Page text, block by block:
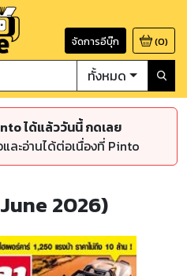
จัดการอีบุ๊ก (0)
ทั้งหมด
ได้แล้ววันนี้ กดเลย
ละอ่านได้ต่อเนื่องที่ Pinto
2026)